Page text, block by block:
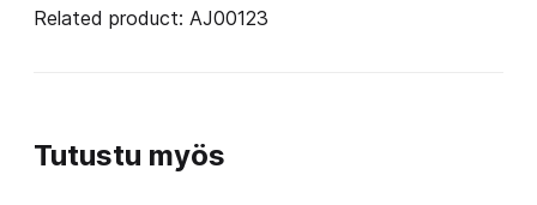
Related product: AJ00123
Tutustu myös